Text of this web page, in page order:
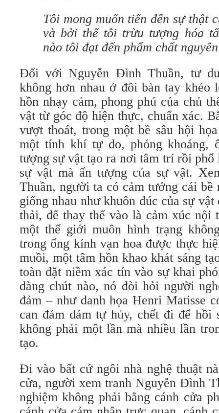
Tôi mong muốn tiến đến sự thật
và bởi thế tôi trừu tượng hóa
nào tôi đạt đến phẩm chất
Đối với Nguyễn Đình Thuần, tư
không hơn nhau ở đôi bàn tay khéo
hồn nhạy cảm, phong phú của chủ
vật từ góc độ hiện thực, chuẩn xác.
vượt thoát, trong một bề sâu hội
một tính khí tự do, phóng khoáng,
tượng sự vật tạo ra nơi tâm trí rồi phổ
sự vật mà ấn tượng của sự vật.
Thuần, người ta có cảm tưởng cái bề
giống nhau như khuôn đúc của sự
thải, để thay thế vào là cảm xúc nội
một thế giới muôn hình trạng
trong ống kính vạn hoa được thực
muồi, một tâm hồn khao khát sáng
toàn đặt niềm xác tín vào sự khai
dàng chút nào, nó đòi hỏi người
đảm – như danh họa Henri Matisse
can đảm dám tự hủy, chết đi để hồi
không phải một lần mà nhiều lần
tạo.
Đi vào bất cứ ngôi nhà nghệ thuật
cửa, người xem tranh Nguyễn Đình
nghiệm không phải bằng cánh cửa